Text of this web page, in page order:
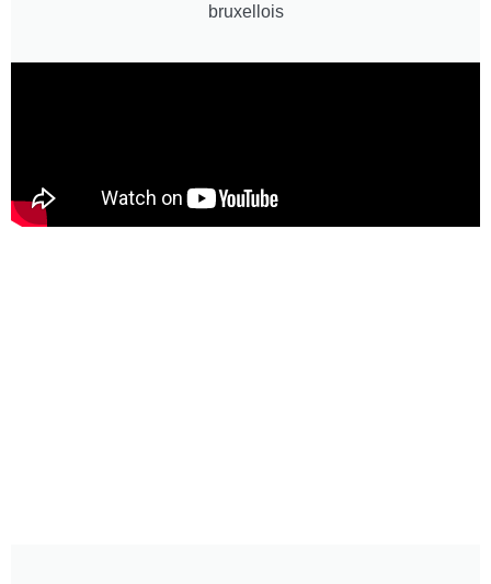
bruxellois